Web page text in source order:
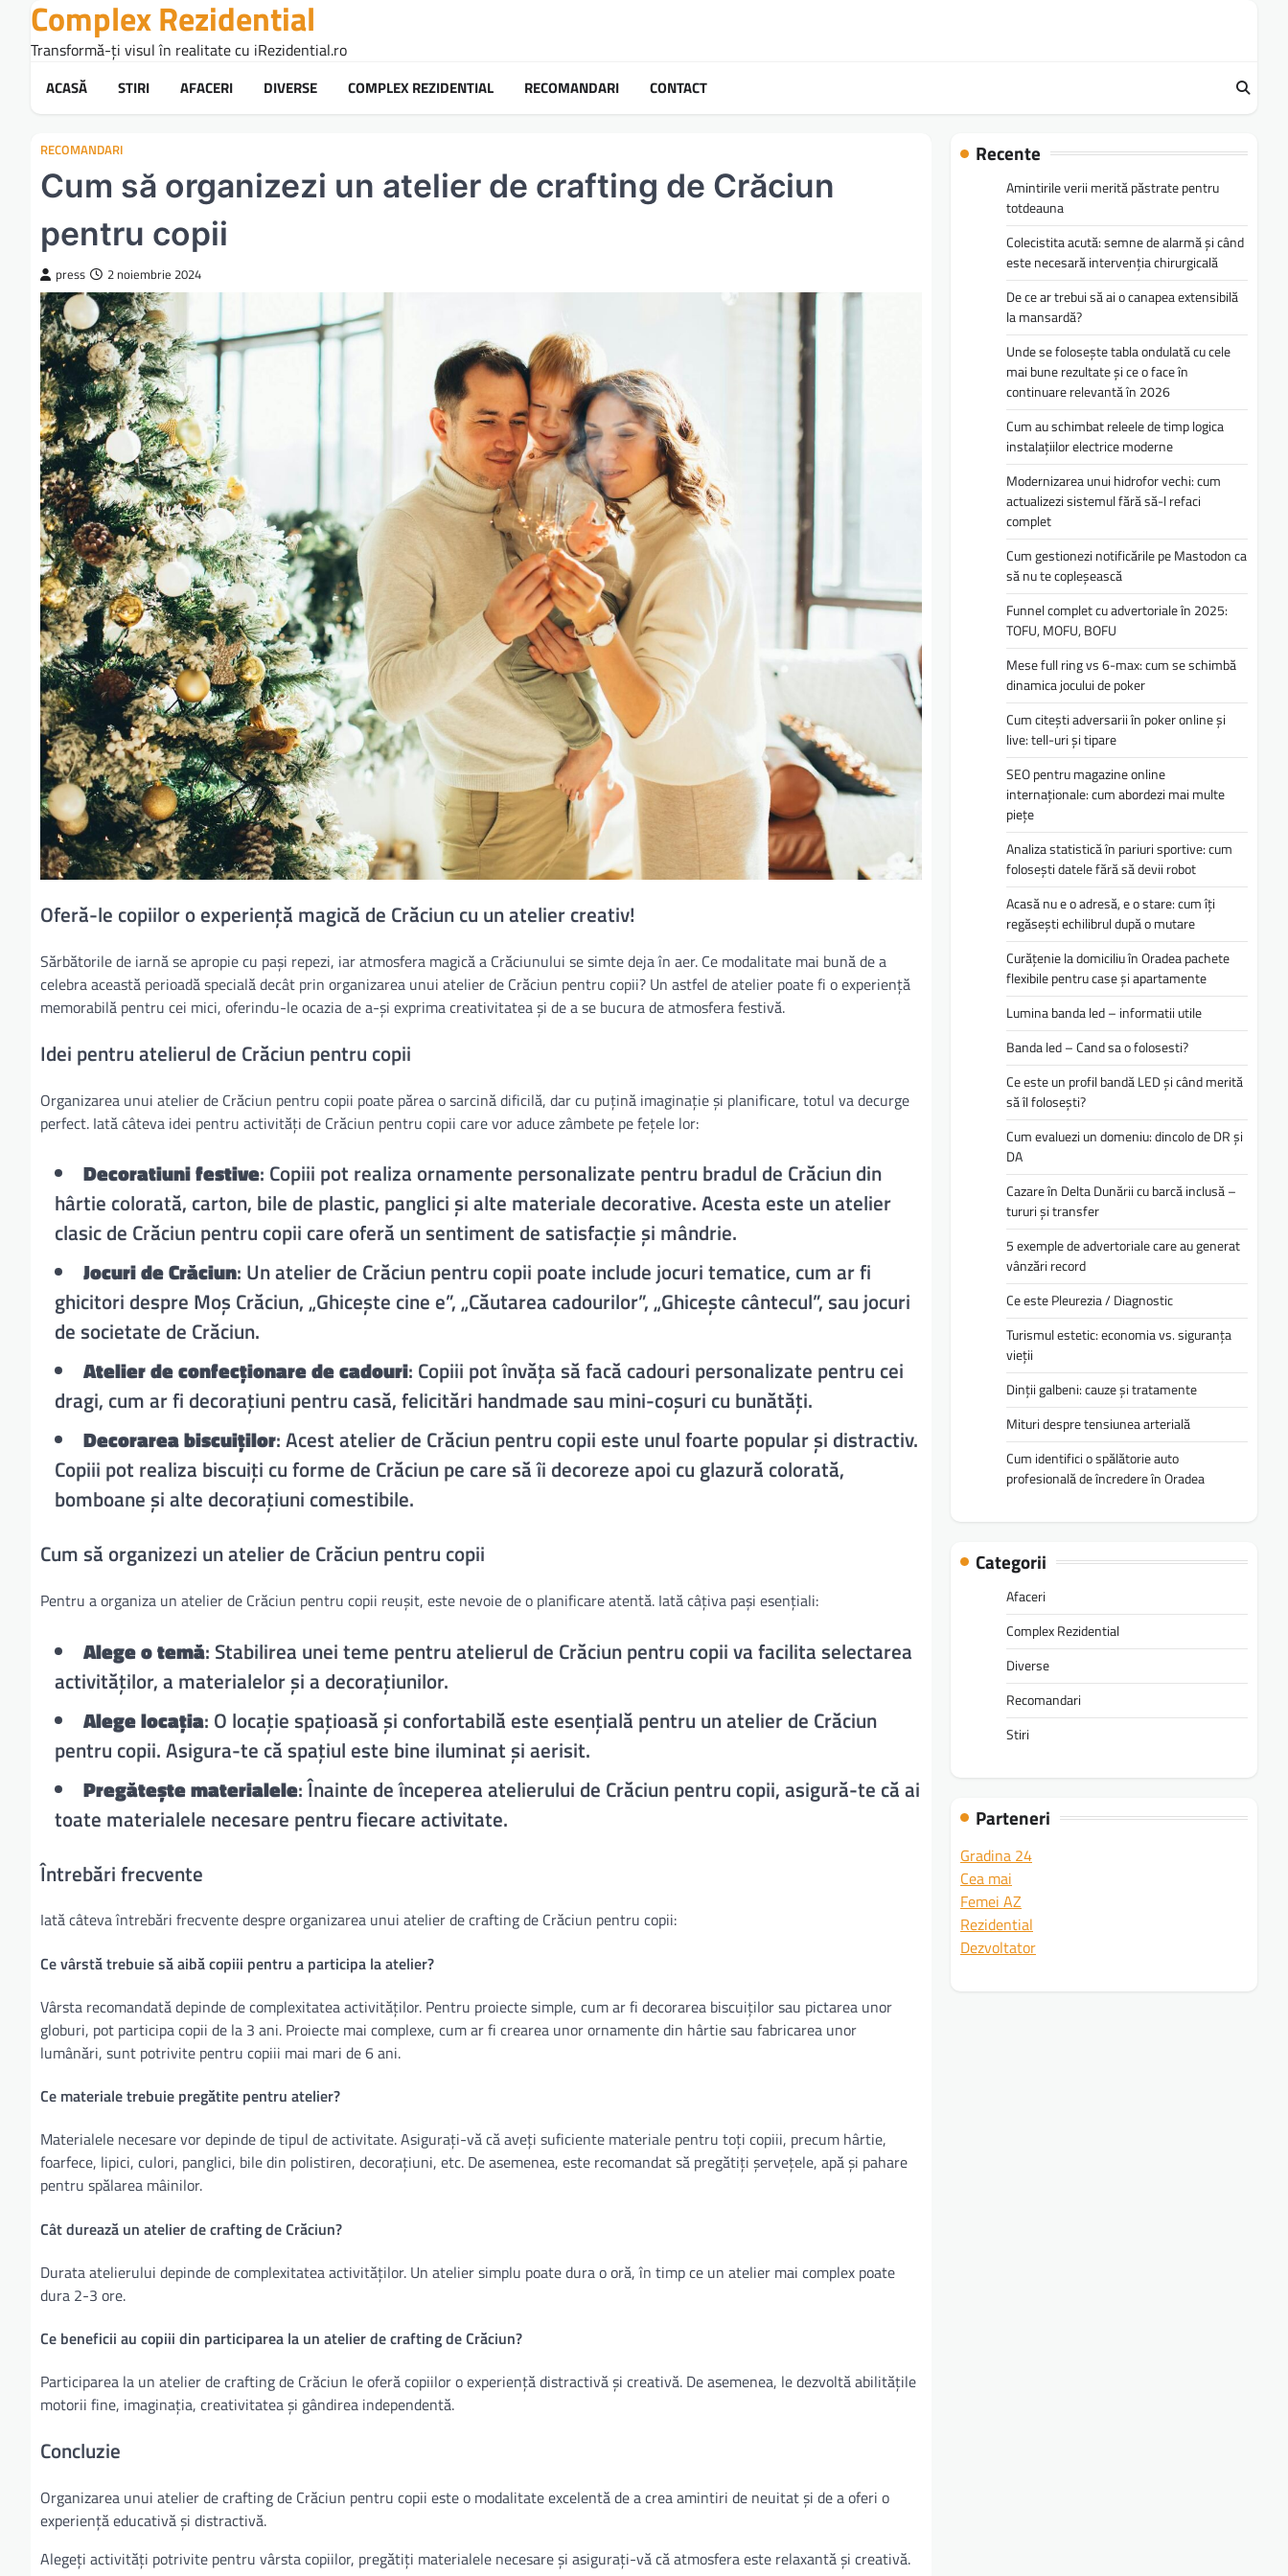
content
Complex Rezidential
Transformă-ți visul în realitate cu iRezidential.ro
ACASĂ STIRI AFACERI DIVERSE COMPLEX REZIDENTIAL RECOMANDARI CONTACT
RECOMANDARI
Cum să organizezi un atelier de crafting de Crăciun
pentru copii
press 2 noiembrie 2024
Oferă-le copiilor o experiență magică de Crăciun cu un atelier creativ!
Sărbătorile de iarnă se apropie cu pași repezi, iar atmosfera magică a Crăciunului se simte deja în aer. Ce modalitate mai bună de a
celebra această perioadă specială decât prin organizarea unui atelier de Crăciun pentru copii? Un astfel de atelier poate fi o experiență
memorabilă pentru cei mici, oferindu-le ocazia de a-și exprima creativitatea și de a se bucura de atmosfera festivă.
Idei pentru atelierul de Crăciun pentru copii
Organizarea unui atelier de Crăciun pentru copii poate părea o sarcină dificilă, dar cu puțină imaginație și planificare, totul va decurge
perfect. Iată câteva idei pentru activități de Crăciun pentru copii care vor aduce zâmbete pe fețele lor:
Decoratiuni festive: Copiii pot realiza ornamente personalizate pentru bradul de Crăciun din
hârtie colorată, carton, bile de plastic, panglici și alte materiale decorative. Acesta este un atelier
clasic de Crăciun pentru copii care oferă un sentiment de satisfacție și mândrie.
Jocuri de Crăciun: Un atelier de Crăciun pentru copii poate include jocuri tematice, cum ar fi
ghicitori despre Moș Crăciun, „Ghicește cine e”, „Căutarea cadourilor”, „Ghicește cântecul”, sau jocuri
de societate de Crăciun.
Atelier de confecționare de cadouri: Copiii pot învăța să facă cadouri personalizate pentru cei
dragi, cum ar fi decorațiuni pentru casă, felicitări handmade sau mini-coșuri cu bunătăți.
Decorarea biscuiților: Acest atelier de Crăciun pentru copii este unul foarte popular și distractiv.
Copiii pot realiza biscuiți cu forme de Crăciun pe care să îi decoreze apoi cu glazură colorată,
bomboane și alte decorațiuni comestibile.
Cum să organizezi un atelier de Crăciun pentru copii
Pentru a organiza un atelier de Crăciun pentru copii reușit, este nevoie de o planificare atentă. Iată câțiva pași esențiali:
Alege o temă: Stabilirea unei teme pentru atelierul de Crăciun pentru copii va facilita selectarea
activităților, a materialelor și a decorațiunilor.
Alege locația: O locație spațioasă și confortabilă este esențială pentru un atelier de Crăciun
pentru copii. Asigura-te că spațiul este bine iluminat și aerisit.
Pregătește materialele: Înainte de începerea atelierului de Crăciun pentru copii, asigură-te că ai
toate materialele necesare pentru fiecare activitate.
Întrebări frecvente
Iată câteva întrebări frecvente despre organizarea unui atelier de crafting de Crăciun pentru copii:
Ce vârstă trebuie să aibă copiii pentru a participa la atelier?
Vârsta recomandată depinde de complexitatea activităților. Pentru proiecte simple, cum ar fi decorarea biscuiților sau pictarea unor
globuri, pot participa copii de la 3 ani. Proiecte mai complexe, cum ar fi crearea unor ornamente din hârtie sau fabricarea unor
lumânări, sunt potrivite pentru copiii mai mari de 6 ani.
Ce materiale trebuie pregătite pentru atelier?
Materialele necesare vor depinde de tipul de activitate. Asigurați-vă că aveți suficiente materiale pentru toți copiii, precum hârtie,
foarfece, lipici, culori, panglici, bile din polistiren, decorațiuni, etc. De asemenea, este recomandat să pregătiți șervețele, apă și pahare
pentru spălarea mâinilor.
Cât durează un atelier de crafting de Crăciun?
Durata atelierului depinde de complexitatea activităților. Un atelier simplu poate dura o oră, în timp ce un atelier mai complex poate
dura 2-3 ore.
Ce beneficii au copiii din participarea la un atelier de crafting de Crăciun?
Participarea la un atelier de crafting de Crăciun le oferă copiilor o experiență distractivă și creativă. De asemenea, le dezvoltă abilitățile
motorii fine, imaginația, creativitatea și gândirea independentă.
Concluzie
Organizarea unui atelier de crafting de Crăciun pentru copii este o modalitate excelentă de a crea amintiri de neuitat și de a oferi o
experiență educativă și distractivă.
Alegeți activități potrivite pentru vârsta copiilor, pregătiți materialele necesare și asigurați-vă că atmosfera este relaxantă și creativă.
Recente
Amintirile verii merită păstrate pentru
totdeauna
Colecistita acută: semne de alarmă și când
este necesară intervenția chirurgicală
De ce ar trebui să ai o canapea extensibilă
la mansardă?
Unde se folosește tabla ondulată cu cele
mai bune rezultate și ce o face în
continuare relevantă în 2026
Cum au schimbat releele de timp logica
instalațiilor electrice moderne
Modernizarea unui hidrofor vechi: cum
actualizezi sistemul fără să-l refaci
complet
Cum gestionezi notificările pe Mastodon ca
să nu te copleșească
Funnel complet cu advertoriale în 2025:
TOFU, MOFU, BOFU
Mese full ring vs 6-max: cum se schimbă
dinamica jocului de poker
Cum citești adversarii în poker online și
live: tell-uri și tipare
SEO pentru magazine online
internaționale: cum abordezi mai multe
piețe
Analiza statistică în pariuri sportive: cum
folosești datele fără să devii robot
Acasă nu e o adresă, e o stare: cum îți
regăsești echilibrul după o mutare
Curățenie la domiciliu în Oradea pachete
flexibile pentru case și apartamente
Lumina banda led – informatii utile
Banda led – Cand sa o folosesti?
Ce este un profil bandă LED și când merită
să îl folosești?
Cum evaluezi un domeniu: dincolo de DR și
DA
Cazare în Delta Dunării cu barcă inclusă –
tururi și transfer
5 exemple de advertoriale care au generat
vânzări record
Ce este Pleurezia / Diagnostic
Turismul estetic: economia vs. siguranța
vieții
Dinții galbeni: cauze și tratamente
Mituri despre tensiunea arterială
Cum identifici o spălătorie auto
profesională de încredere în Oradea
Categorii
Afaceri
Complex Rezidential
Diverse
Recomandari
Stiri
Parteneri
Gradina 24
Cea mai
Femei AZ
Rezidential
Dezvoltator